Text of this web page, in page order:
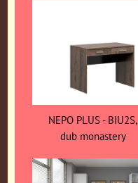
NEPO PLUS - BIU2S,
dub monastery